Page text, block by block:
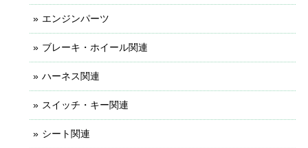
エンジンパーツ
ブレーキ・ホイール関連
ハーネス関連
スイッチ・キー関連
シート関連